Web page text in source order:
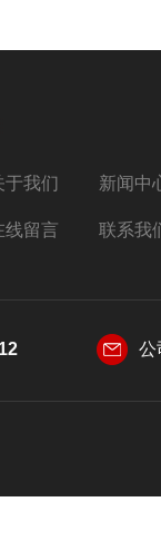
于我们 新闻中
线留言 联系我
公